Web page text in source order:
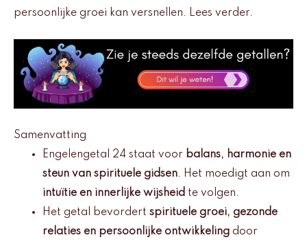
persoonlijke groei kan versnellen. Lees verder.
Samenvatting
Engelengetal 24 staat voor balans, harmonie en
steun van spirituele gidsen. Het moedigt aan om
intuïtie en innerlijke wijsheid te volgen.
Het getal bevordert spirituele groei, gezonde
relaties en persoonlijke ontwikkeling door